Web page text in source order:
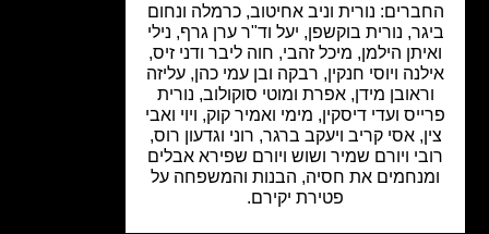
נורית וניב אחיטוב, כרמלה ונחום
נורית בוקשפן, יעל וד"ר ערן גרף, נילי
הילמן, מיכל זהבי, חוה ליבר ודני זיס,
ויוסי חנקין, רבקה ובן עמי כהן, עליזה
מידן, אפרת ומוטי סוקולוב, נורית
ועדי דיסקין, מימי ואמיר קוק, ויוי ואבי
אסי קריב ויעקב ברגר, רוני וגדעון רוס,
ויורם שמיר ושוש ויורם שפירא אבלים
את חסיה, הבנות והמשפחה על
פטירת יקירם.